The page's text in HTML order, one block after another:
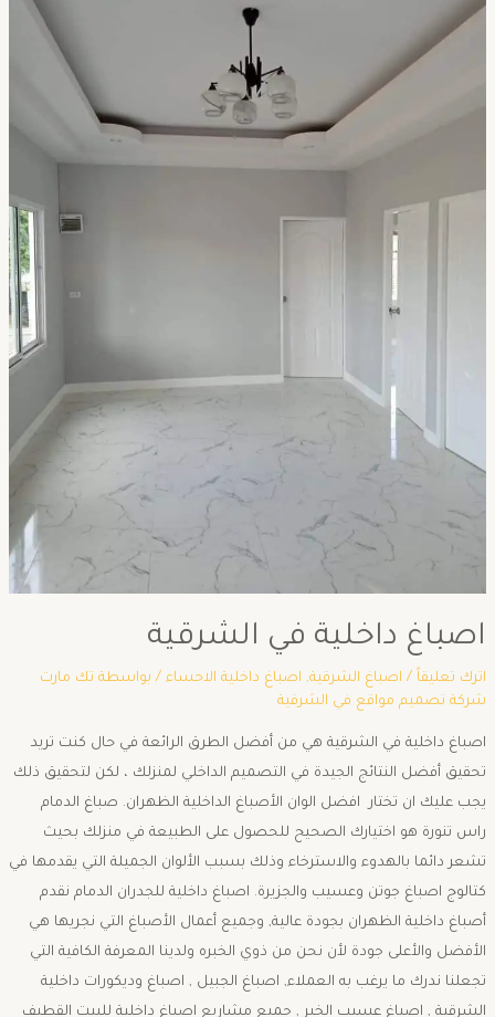
اصباغ داخلية في الشرقية
اترك تعليقاً / اصباغ الشرقية, اصباغ داخلية الاحساء/ بواسطة تك مارت
شركة تصميم مواقع في الشرقية
اصباغ داخلية في الشرقية هي من أفضل الطرق الرائعة في حال كنت تريد
تحقيق أفضل النتائج الجيدة في التصميم الداخلي لمنزلك ، لكن لتحقيق ذلك
يجب عليك ان تختار افضل الوان الأصباغ الداخلية الظهران. صباغ الدمام
راس تنورة هو اختيارك الصحيح للحصول على الطبيعة في منزلك بحيث
تشعر دائما بالهدوء والاسترخاء وذلك بسبب الألوان الجميلة التي يقدمها في
كتالوج اصباغ جوتن وعسيب والجزيرة. اصباغ داخلية للجدران الدمام نقدم
أصباغ داخلية الظهران بجودة عالية, وجميع أعمال الأصباغ التي نجريها هي
الأفضل والأعلى جودة لأن نحن من ذوي الخبره ولدينا المعرفة الكافية التي
تجعلنا ندرك ما يرغب به العملاء, اصباغ الجبيل , اصباغ وديكورات داخلية
الشرقية , اصباغ عسيب الخبر , جميع مشاريع اصباغ داخلية للبيت القطيف